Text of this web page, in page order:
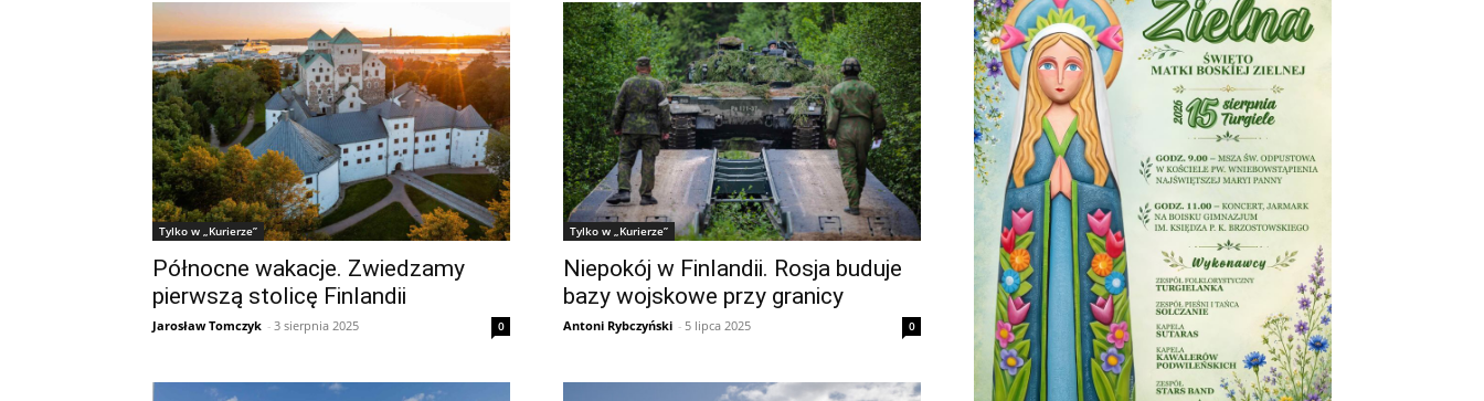
Tylko w „Kurierze”
Północne wakacje. Zwiedzamy
pierwszą stolicę Finlandii
Jarosław Tomczyk - 3 sierpnia 2025 0
Tylko w „Kurierze”
Niepokój w Finlandii. Rosja buduje
bazy wojskowe przy granicy
Antoni Rybczyński - 5 lipca 2025 0